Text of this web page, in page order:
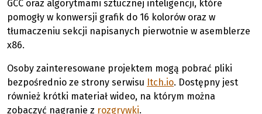
GCC oraz algorytmami sztucznej inteligencji, które
pomogły w konwersji grafik do 16 kolorów oraz w
tłumaczeniu sekcji napisanych pierwotnie w asemblerze
x86.
Osoby zainteresowane projektem mogą pobrać pliki
bezpośrednio ze strony serwisu Itch.io. Dostępny jest
również krótki materiał wideo, na którym można
zobaczyć nagranie z rozgrywki.